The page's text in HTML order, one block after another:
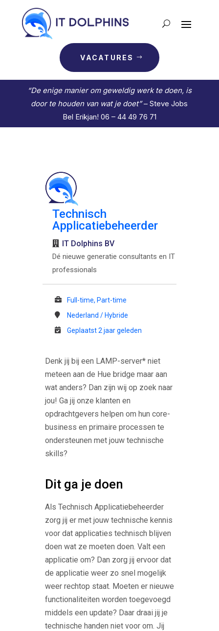
VACATURES
“De enige manier om geweldig werk te doen, is
door te houden van wat je doet”– Steve Jobs
Bel Erikjan! 06 – 44 49 76 71
Technisch
Applicatiebeheerder
IT Dolphins BV
Dé nieuwe generatie consultants en IT
professionals
Full-time, Part-time
Nederland / Hybride
Geplaatst 2 jaar geleden
Denk jij bij een LAMP-server* niet
meteen aan de Hue bridge maar aan
wat anders? Dan zijn wij op zoek naar
jou! Ga jij onze klanten en
opdrachtgevers helpen om hun core-
business en primaire processen te
ondersteunen met jouw technische
skills?
Dit ga je doen
Als Technisch Applicatiebeheerder
zorg jij er met jouw technische kennis
voor dat applicaties technisch blijven
doen wat ze moeten doen. Valt een
applicatie om? Dan zorg jij ervoor dat
de applicatie weer zo snel mogelijk
weer rechtop staat. Moeten er nieuwe
functionaliteiten worden toegevoegd
middels een update? Daar draai jij je
technische handen niet voor om. Jij